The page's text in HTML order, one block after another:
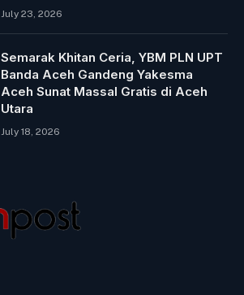
July 23, 2026
Semarak Khitan Ceria, YBM PLN UPT
Banda Aceh Gandeng Yakesma
Aceh Sunat Massal Gratis di Aceh
Utara
July 18, 2026